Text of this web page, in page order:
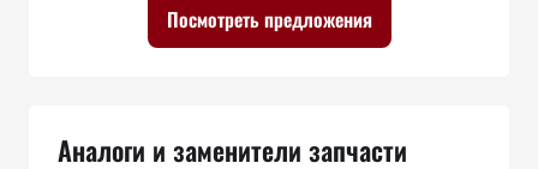
Посмотреть предложения
Аналоги и заменители запчасти